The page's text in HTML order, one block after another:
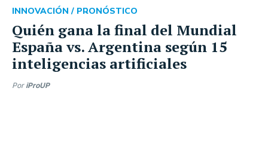
Quién gana la final del Mundial
España vs. Argentina según 15
inteligencias artificiales
INNOVACIÓN / PRONÓSTICO
Por iProUP